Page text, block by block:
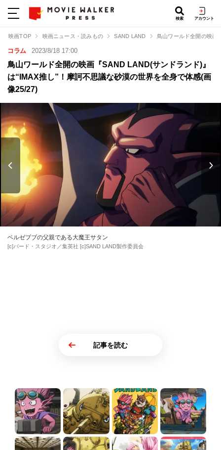
検索 アカウント
映画TOP 映画ニュース・読みもの SAND LAND 鳥山ワールド全開の映画
コラム 2023/8/18 17:00
鳥山ワールド全開の映画『SAND LAND(サンドランド)』
は“IMAX推し”！摩訶不思議な砂漠の世界を全身で体感(画
像25/27)
ベルゼブブの父親である大魔王サタン
[c]バード・スタジオ／集英社 [c]SAND LAND製作委員会
記事を読む